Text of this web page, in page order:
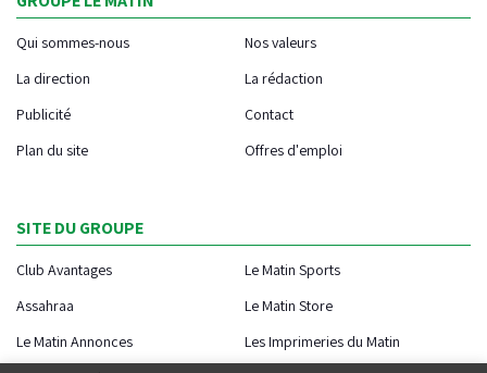
Qui sommes-nous
Nos valeurs
La direction
La rédaction
Publicité
Contact
Plan du site
Offres d'emploi
SITE DU GROUPE
Club Avantages
Le Matin Sports
Assahraa
Le Matin Store
Le Matin Annonces
Les Imprimeries du Matin